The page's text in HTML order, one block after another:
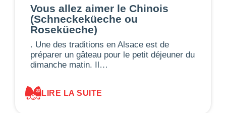
Vous allez aimer le Chinois
(Schneckeküeche ou
Roseküeche)
. Une des traditions en Alsace est de
préparer un gâteau pour le petit déjeuner du
dimanche matin. Il…
LIRE LA SUITE